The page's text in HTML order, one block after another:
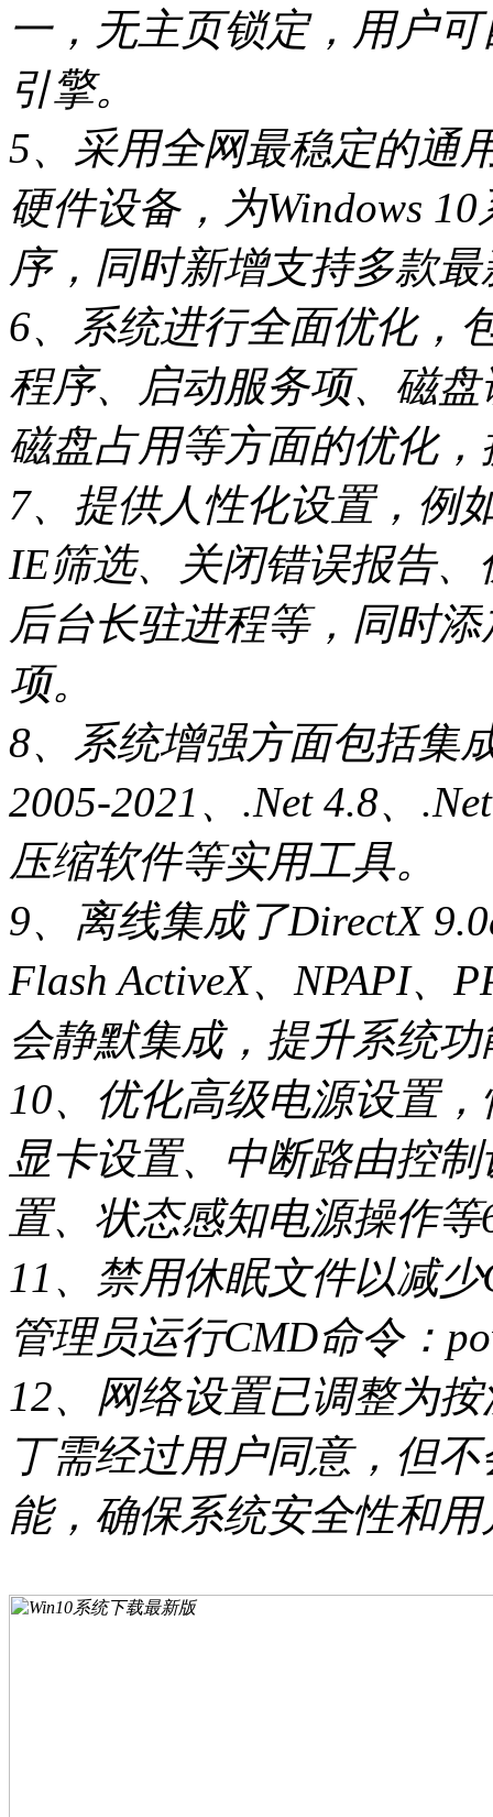
一，无主页锁定，用户
引擎。
5、采用全网最稳定的通
硬件设备，为Windows
序，同时新增支持多款
6、系统进行全面优化，
程序、启动服务项、磁
磁盘占用等方面的优化
7、提供人性化设置，例
IE筛选、关闭错误报告、
后台长驻进程等，同时
项。
8、系统增强方面包括集
2005-2021、.Net 4.8、
压缩软件等实用工具。
9、离线集成了DirectX
Flash ActiveX、NPAPI、
会静默集成，提升系统功
10、优化高级电源设置
显卡设置、中断路由控
置、状态感知电源操作
11、禁用休眠文件以减
管理员运行CMD命令：
12、网络设置已调整为
丁需经过用户同意，但
能，确保系统安全性和